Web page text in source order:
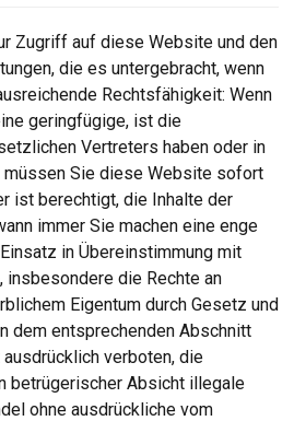
Zugriff auf diese Website und den
die es untergebracht, wenn
Rechtsfähigkeit: Wenn
geringfügige, ist die
Vertreters haben oder in
müssen Sie diese Website sofort
ist berechtigt, die Inhalte der
immer Sie machen eine enge
in Übereinstimmung mit
insbesondere die Rechte an
Eigentum durch Gesetz und
dem entsprechenden Abschnitt
verboten, die
betrügerischer Absicht illegale
ohne ausdrückliche vom